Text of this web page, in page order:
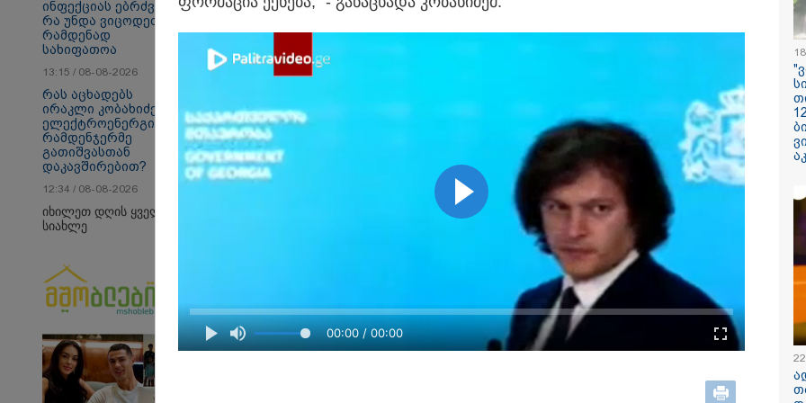
თბილისი - ანტალია
950.80 ლარიდან
თბილისი -
ლარიდან
პოლიტიკა
12:34 / 08-08-2026
რას აცხადებს
კობახიძე
რამდენჯერმე
გათიშვასთან
დაკავშირებით?
ინფექციას ებრძვიან -
რა უნდა ვიცოდეთ და
რამდენად
სახიფათოა
13:15 / 08-08-2026
რას აცხადებს
ირაკლი კობახიძე
ელექტროენერგიის
რამდენჯერმე
გათიშვასთან
დაკავშირებით?
12:34 / 08-08-2026
იხილეთ დღის ყველა
სიახლე
00:00 / 00:00